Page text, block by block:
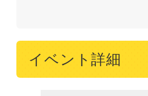
イベント詳細